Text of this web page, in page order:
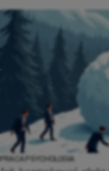
PRACA PSYCHOLOGIA